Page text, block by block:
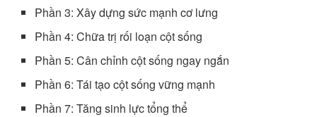
Phần 3: Xây dựng sức mạnh cơ lưng
Phần 4: Chữa trị rối loạn cột sống
Phần 5: Cân chỉnh cột sống ngay ngắn
Phần 6: Tái tạo cột sống vững mạnh
Phần 7: Tăng sinh lực tổng thể